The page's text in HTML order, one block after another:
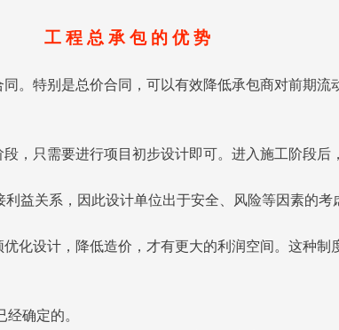
工 程 总 承 包 的 优 势
。特别是总价合同，可以有效降低承包商对前期流
，只需要进行项目初步设计即可。进入施工阶段后
益关系，因此设计单位出于安全、风险等因素的
化设计，降低造价，才有更大的利润空间。这种
确定的。